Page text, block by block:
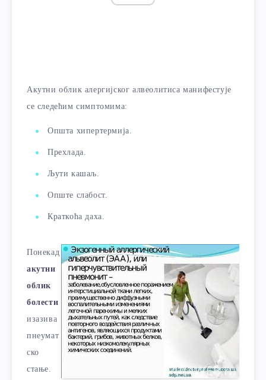
Акутни облик алергијског алвеолитиса манифестује
се следећим симптомима:
Општа хипертермија.
Прехлада.
Љути кашаљ.
Опште слабост.
Краткоћа даха.
Понекад
акутни
облик
болести
изазива
пнеумат
ско
стање.